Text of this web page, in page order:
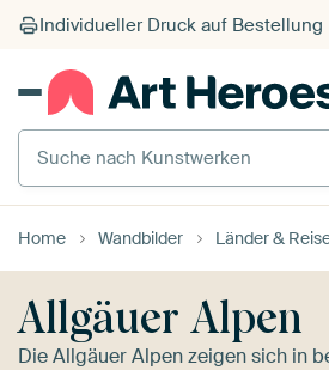
Individueller Druck auf Bestellung
Suche nach Kunstwerken
Home Wandbilder Länder &
Allgäuer Alpen
Die Allgäuer Alpen zeigen sich in